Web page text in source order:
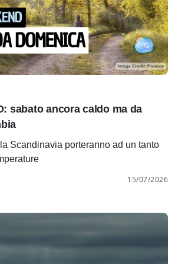
sabato ancora caldo ma da
Scandinavia porteranno ad un tanto
15/07/2026